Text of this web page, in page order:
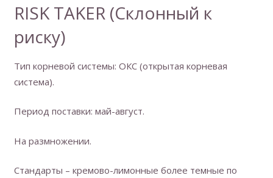
RISK TAKER (Склонный к
риску)
Тип корневой системы: ОКС (открытая корневая
система).
Период поставки: май-август.
На размножении.
Стандарты – кремово-лимонные более темные по